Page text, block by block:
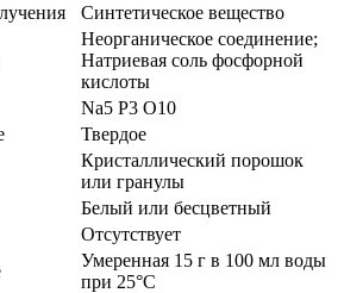
Синтетическое вещество
Неорганическое соединение;
Натриевая соль фосфорной
кислоты
Na5 P3 O10
Твердое
Кристаллический порошок
или гранулы
Белый или бесцветный
Отсутствует
Умеренная 15 г в 100 мл воды
при 25°С